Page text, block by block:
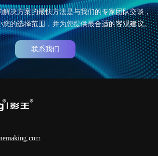
解决方案的最快方法是与我们的专家团队交谈，
您的选择范围，并为您提供最合适的客观建议。
联系我们